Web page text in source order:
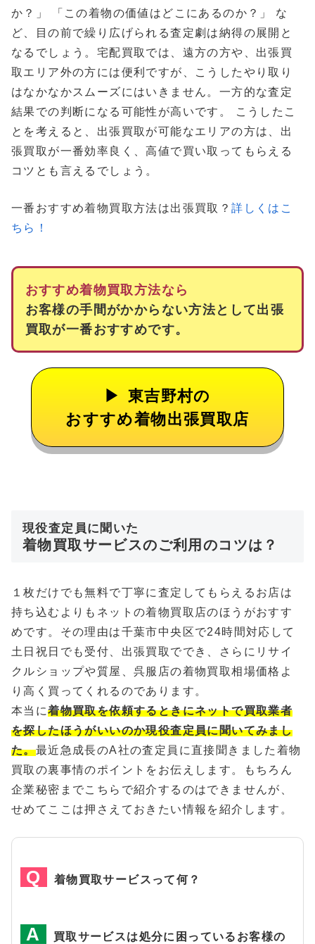
か？」 「この着物の価値はどこにあるのか？」 な
ど、目の前で繰り広げられる査定劇は納得の展開と
なるでしょう。宅配買取では、遠方の方や、出張買
取エリア外の方には便利ですが、こうしたやり取り
はなかなかスムーズにはいきません。一方的な査定
結果での判断になる可能性が高いです。 こうしたこ
とを考えると、出張買取が可能なエリアの方は、出
張買取が一番効率良く、高値で買い取ってもらえる
コツとも言えるでしょう。
一番おすすめ着物買取方法は出張買取？詳しくはこ
ちら！
おすすめ着物買取方法なら
お客様の手間がかからない方法として出張
買取が一番おすすめです。
東吉野村の
おすすめ着物出張買取店
現役査定員に聞いた
着物買取サービスのご利用のコツは？
１枚だけでも無料で丁寧に査定してもらえるお店は
持ち込むよりもネットの着物買取店のほうがおすす
めです。その理由は千葉市中央区で24時間対応して
土日祝日でも受付、出張買取ででき、さらにリサイ
クルショップや質屋、呉服店の着物買取相場価格よ
り高く買ってくれるのであります。
本当に着物買取を依頼するときにネットで買取業者
を探したほうがいいのか現役査定員に聞いてみまし
た。最近急成長のA社の査定員に直接聞きました着物
買取の裏事情のポイントをお伝えします。もちろん
企業秘密までこちらで紹介するのはできませんが、
せめてここは押さえておきたい情報を紹介します。
着物買取サービスって何？
買取サービスは処分に困っているお客様の